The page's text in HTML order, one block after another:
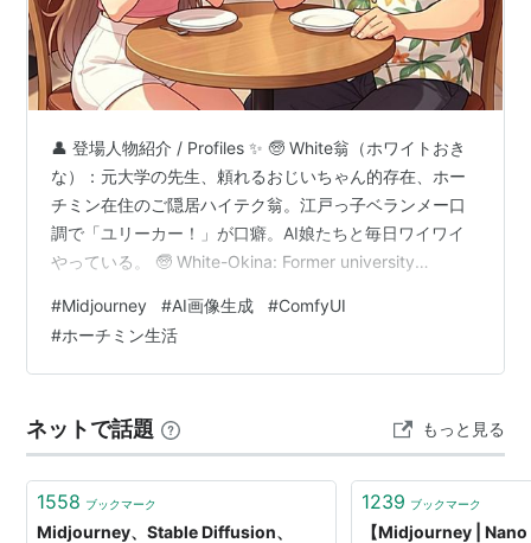
👤 登場人物紹介 / Profiles ✨ 🧓 White翁（ホワイトおき
な）：元大学の先生、頼れるおじいちゃん的存在、ホー
チミン在住のご隠居ハイテク翁。江戸っ子ベランメー口
調で「ユリーカー！」が口癖。AI娘たちと毎日ワイワイ
やっている。 🧓 White-Okina: Former university
City. Known for his Edo-style rough-and-ready speech,
and his catchphrase "Eureka!" He spends…
#Midjourney #AI画像生成 #ComfyUI
#ホーチミン生活
ネットで話題 もっと見る
1558 ブックマーク
Midjourney、Stable Diffusion、
1239 ブックマーク
【Midjourney |